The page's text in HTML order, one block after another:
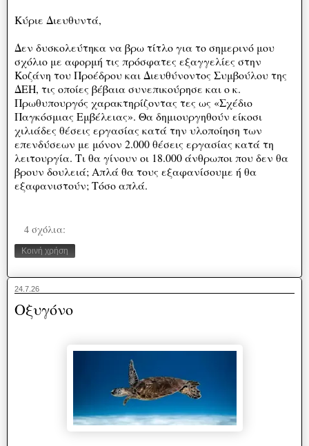
Κύριε Διευθυντά,
Δεν δυσκολεύτηκα να βρω τίτλο για το σημερινό μου
σχόλιο με αφορμή τις πρόσφατες εξαγγελίες στην
Κοζάνη του Προέδρου και Διευθύνοντος Συμβούλου της
ΔΕΗ, τις οποίες βέβαια συνεπικούρησε και ο κ.
Πρωθυπουργός χαρακτηρίζοντας τες ως «Σχέδιο
Παγκόσμιας Εμβέλειας». Θα δημιουργηθούν είκοσι
χιλιάδες θέσεις εργασίας κατά την υλοποίηση των
επενδύσεων με μόνον 2.000 θέσεις εργασίας κατά τη
λειτουργία. Τι θα γίνουν οι 18.000 άνθρωποι που δεν θα
βρουν δουλειά; Απλά θα τους εξαφανίσουμε ή θα
εξαφανιστούν; Τόσο απλά.
4 σχόλια:
Κοινή χρήση
24.7.26
Οξυγόνο